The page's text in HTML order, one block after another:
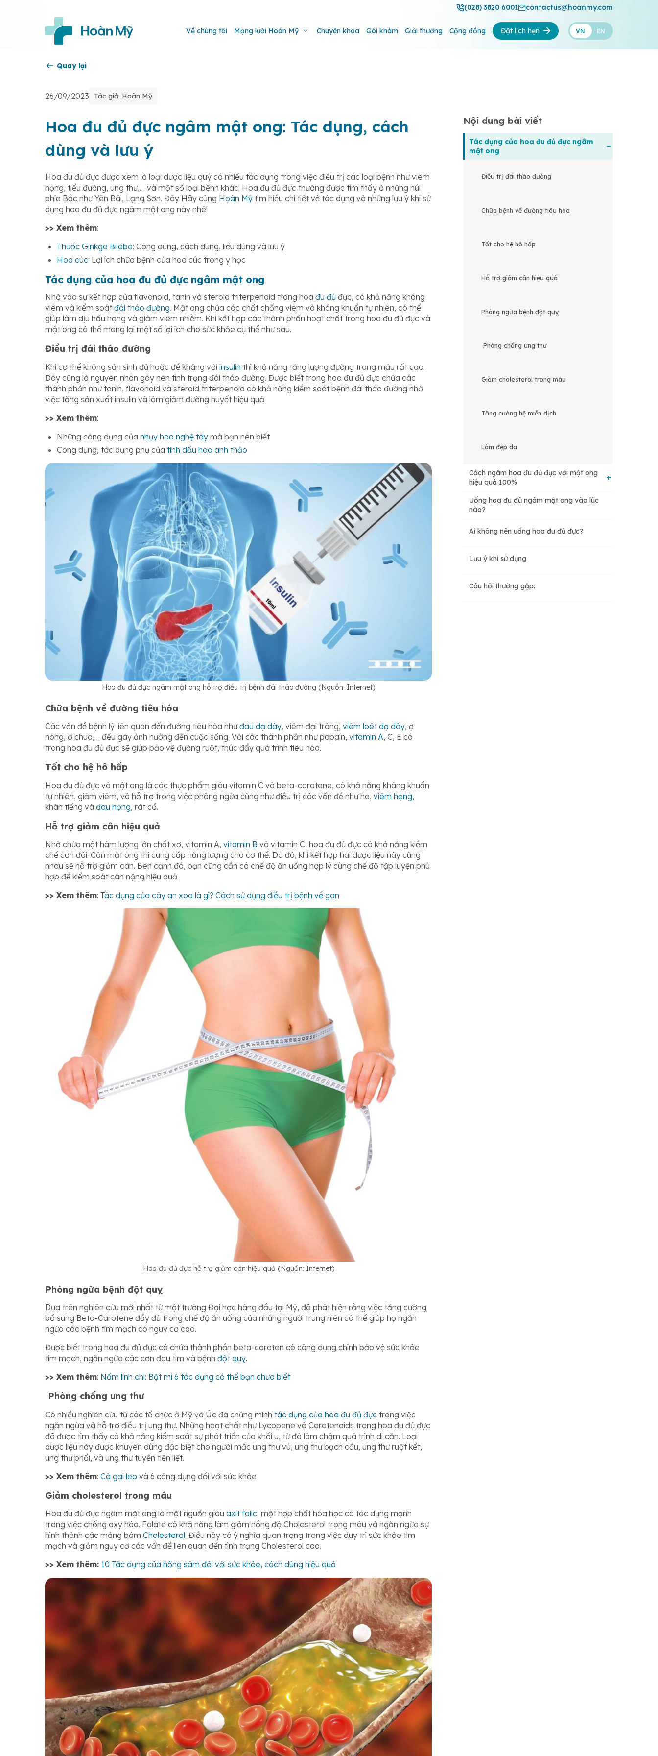
(028) 3820 6001 contactus@hoanmy.com
Về chúng tôi Mạng lưới Hoàn Mỹ Chuyên khoa Gói khám Giải thưởng Cộng đồng Đặt lịch hẹn VN EN
Quay lại
26/09/2023 Tác giả: Hoàn Mỹ
Hoa đu đủ đực ngâm mật ong: Tác dụng, cách
dùng và lưu ý
Hoa đu đủ đực được xem là loại dược liệu quý có nhiều tác dụng trong việc điều trị các loại bệnh như viêm
họng, tiểu đường, ung thư,… và một số loại bệnh khác. Hoa đu đủ đực thường được tìm thấy ở những núi
phía Bắc như Yên Bái, Lạng Sơn. Đây Hãy cùng Hoàn Mỹ tìm hiểu chi tiết về tác dụng và những lưu ý khi sử
dụng hoa đu đủ đực ngâm mật ong này nhé!
>> Xem thêm:
Thuốc Ginkgo Biloba: Công dụng, cách dùng, liều dùng và lưu ý
Hoa cúc: Lợi ích chữa bệnh của hoa cúc trong y học
Tác dụng của hoa đu đủ đực ngâm mật ong
Nhờ vào sự kết hợp của flavonoid, tanin và steroid triterpenoid trong hoa đu đủ đực, có khả năng kháng
viêm và kiểm soátđái tháo đường. Mật ong chứa các chất chống viêm và kháng khuẩn tự nhiên, có thể
giúp làm dịu hầu họng và giảm viêm nhiễm. Khi kết hợp các thành phần hoạt chất trong hoa đu đủ đực và
mật ong có thể mang lại một số lợi ích cho sức khỏe cụ thể như sau.
Điều trị đái tháo đường
Khi cơ thể không sản sinh đủ hoặc đề kháng với insulin thì khả năng tăng lượng đường trong máu rất cao.
Đây cũng là nguyên nhân gây nên tình trạng đái tháo đường. Được biết trong hoa đu đủ đực chứa các
thành phần như tanin, flavonoid và steroid triterpenoid có khả năng kiểm soát bệnh đái tháo đường nhờ
việc tăng sản xuất insulin và làm giảm đường huyết hiệu quả.
>> Xem thêm:
Những công dụng của nhụy hoa nghệ tây mà bạn nên biết
Công dụng, tác dụng phụ của tinh dầu hoa anh thảo
Hoa đu đủ đực ngâm mật ong hỗ trợ điều trị bệnh đái tháo đường (Nguồn: Internet)
Chữa bệnh về đường tiêu hóa
Các vấn đề bệnh lý liên quan đến đường tiêu hóa nhưđau dạ dày, viêm đại tràng, viêm loét dạ dày, ợ
nóng, ợ chua,… đều gây ảnh hưởng đến cuộc sống. Với các thành phần như papain, vitamin A, C, E có
trong hoa đu đủ đực sẽ giúp bảo vệ đường ruột, thúc đẩy quá trình tiêu hóa.
Tốt cho hệ hô hấp
Hoa đu đủ đực và mật ong là các thực phẩm giàu vitamin C và beta-carotene, có khả năng kháng khuẩn
tự nhiên, giảm viêm, và hỗ trợ trong việc phòng ngừa cũng như điều trị các vấn đề như ho, viêm họng,
khàn tiếng và đau họng, rát cổ.
Hỗ trợ giảm cân hiệu quả
Nhờ chứa một hàm lượng lớn chất xơ, vitamin A, vitamin B và vitamin C, hoa đu đủ đực có khả năng kiềm
chế cơn đói. Còn mật ong thì cung cấp năng lượng cho cơ thể. Do đó, khi kết hợp hai dược liệu này cùng
nhau sẽ hỗ trợ giảm cân. Bên cạnh đó, bạn cũng cần có chế độ ăn uống hợp lý cùng chế độ tập luyện phù
hợp để kiểm soát cân nặng hiệu quả.
>> Xem thêm: Tác dụng của cây an xoa là gì? Cách sử dụng điều trị bệnh về gan
Hoa đu đủ đực hỗ trợ giảm cân hiệu quả (Nguồn: Internet)
Phòng ngừa bệnh đột quỵ
Dựa trên nghiên cứu mới nhất từ một trường Đại học hàng đầu tại Mỹ, đã phát hiện rằng việc tăng cường
bổ sung Beta-Carotene đầy đủ trong chế độ ăn uống của những người trung niên có thể giúp họ ngăn
ngừa các bệnh tim mạch có nguy cơ cao.
Được biết trong hoa đu đủ đực có chứa thành phần beta-caroten có công dụng chính bảo vệ sức khỏe
tim mạch, ngăn ngừa các cơn đau tim và bệnh đột quỵ.
>> Xem thêm: Nấm linh chi: Bật mí 6 tác dụng có thể bạn chưa biết
Phòng chống ung thư
Có nhiều nghiên cứu từ các tổ chức ở Mỹ và Úc đã chứng minh tác dụng của hoa đu đủ đực trong việc
ngăn ngừa và hỗ trợ điều trị ung thư. Những hoạt chất như Lycopene và Carotenoids trong hoa đu đủ đực
đã được tìm thấy có khả năng kiểm soát sự phát triển của khối u, từ đó làm chậm quá trình di căn. Loại
dược liệu này được khuyên dùng đặc biệt cho người mắc ung thư vú, ung thư bạch cầu, ung thư ruột kết,
ung thư phổi, và ung thư tuyến tiền liệt.
>> Xem thêm: Cà gai leo và 6 công dụng đối với sức khỏe
Giảm cholesterol trong máu
Hoa đu đủ đực ngâm mật ong là một nguồn giàu axit folic, một hợp chất hóa học có tác dụng mạnh
trong việc chống oxy hóa. Folate có khả năng làm giảm nồng độ Cholesterol trong máu và ngăn ngừa sự
hình thành các mảng bám Cholesterol. Điều này có ý nghĩa quan trọng trong việc duy trì sức khỏe tim
mạch và giảm nguy cơ các vấn đề liên quan đến tình trạng Cholesterol cao.
>> Xem thêm: 10 Tác dụng của hồng sâm đối với sức khỏe, cách dùng hiệu quả
Nội dung bài viết
Tác dụng của hoa đu đủ đực ngâm
mật ong
Điều trị đái tháo đường
Chữa bệnh về đường tiêu hóa
Tốt cho hệ hô hấp
Hỗ trợ giảm cân hiệu quả
Phòng ngừa bệnh đột quỵ
Phòng chống ung thư
Giảm cholesterol trong máu
Tăng cường hệ miễn dịch
Làm đẹp da
Cách ngâm hoa đu đủ đực với mật ong
hiệu quả 100%
Nguyên liệu
Uống hoa đu đủ ngâm mật ong vào lúc
nào?
Ai không nên uống hoa đu đủ đực?
Lưu ý khi sử dụng
Câu hỏi thường gặp: